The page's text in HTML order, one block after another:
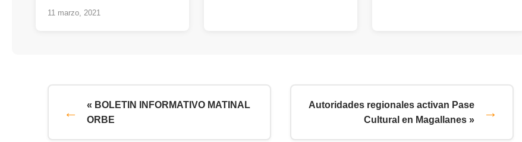
11 marzo, 2021
« BOLETIN INFORMATIVO MATINAL
ORBE
Autoridades regionales activan Pase
Cultural en Magallanes »